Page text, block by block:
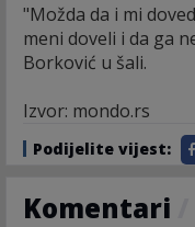
"Možda da i mi
meni doveli i da ga
Borković u šali.
Izvor: mondo.rs
Podijelite vijest:
Komentari